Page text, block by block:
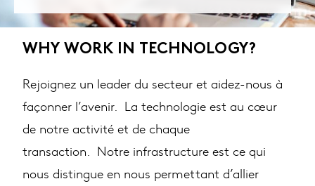
WHY WORK IN TECHNOLOGY?
Rejoignez un leader du secteur et aidez-nous à
façonner l’avenir. La technologie est au cœur
de notre activité et de chaque
transaction. Notre infrastructure est ce qui
nous distingue en nous permettant d’allier